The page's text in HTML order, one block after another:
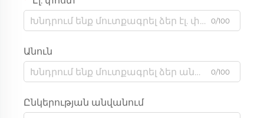
0/100
Անուն
0/100
Ընկերության անվանում